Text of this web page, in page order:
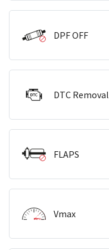
DPF OFF
DTC Removal
FLAPS
Vmax